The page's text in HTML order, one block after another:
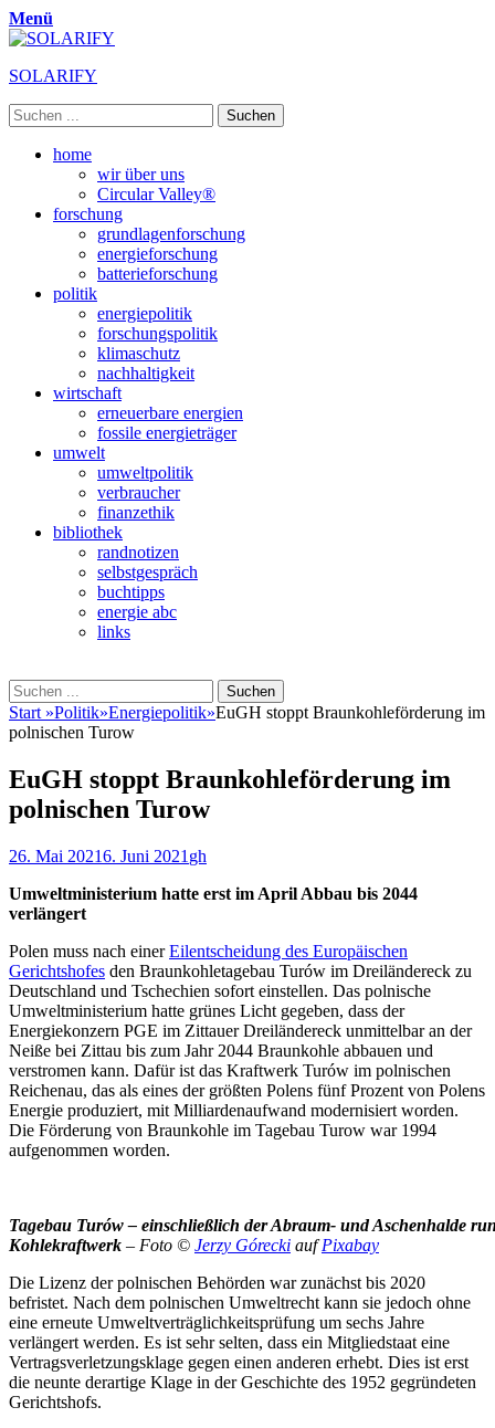
Menü
SOLARIFY
Suchen
nach:
Primäres
Zum
home
wir über uns
Circular Valley®
forschung
grundlagenforschung
energieforschung
batterieforschung
politik
energiepolitik
forschungspolitik
klimaschutz
nachhaltigkeit
wirtschaft
erneuerbare energien
fossile energieträger
umwelt
umweltpolitik
verbraucher
finanzethik
bibliothek
randnotizen
selbstgespräch
buchtipps
energie abc
links
Suchen
Suchen
nach:
Start »Politik»Energiepolitik»EuGH stoppt Braunkohleförderung im
polnischen Turow
EuGH stoppt Braunkohleförderung im
polnischen Turow
Veröffentlicht
26. Mai 20216. Juni 2021 Autor
gh
Umweltministerium hatte erst im April Abbau bis 2044
verlängert
Polen muss nach einerEilentscheidung des Europäischen
Gerichtshofes den Braunkohletagebau Turów im Dreiländereck zu
Deutschland und Tschechien sofort einstellen. Das polnische
Umweltministerium hatte grünes Licht gegeben, dass der
Energiekonzern PGE im Zittauer Dreiländereck unmittelbar an der
Neiße bei Zittau bis zum Jahr 2044 Braunkohle abbauen und
verstromen kann. Dafür ist das Kraftwerk Turów im polnischen
Reichenau, das als eines der größten Polens fünf Prozent von Polens
Energie produziert, mit Milliardenaufwand modernisiert worden.
Die Förderung von Braunkohle im Tagebau Turow war 1994
aufgenommen worden.
Tagebau Turów – einschließlich der Abraum- und Aschenhalde
Kohlekraftwerk – Foto © Jerzy Górecki aufPixabay
Die Lizenz der polnischen Behörden war zunächst bis 2020
befristet. Nach dem polnischen Umweltrecht kann sie jedoch ohne
eine erneute Umweltverträglichkeitsprüfung um sechs Jahre
verlängert werden. Es ist sehr selten, dass ein Mitgliedstaat eine
Vertragsverletzungsklage gegen einen anderen erhebt. Dies ist erst
die neunte derartige Klage in der Geschichte des 1952 gegründeten
Gerichtshofs.